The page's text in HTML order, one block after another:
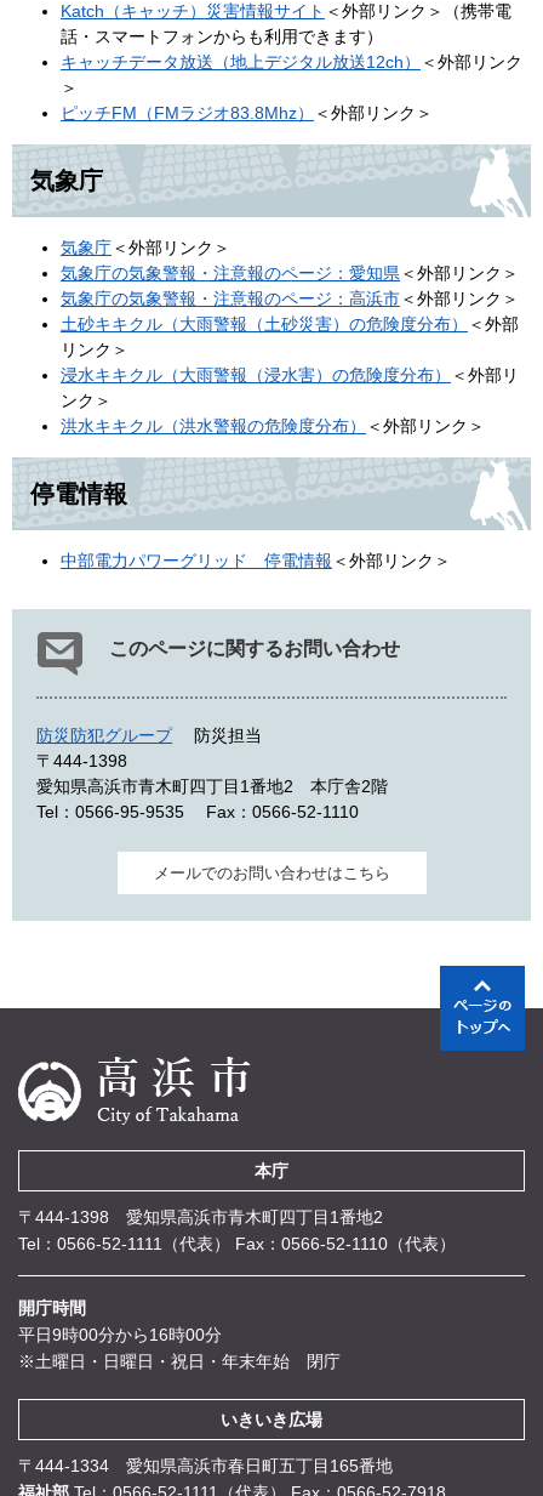
Katch（キャッチ）災害情報サイト ＜外部リンク＞
（携帯電
話・スマートフォンからも利用できます）
キャッチデータ放送（地上デジタル放送12ch）
＜外部リンク
＞
ピッチFM（FMラジオ83.8Mhz）
＜外部リンク＞
気象庁
気象庁＜外部リンク＞
気象庁の気象警報・注意報のページ：愛知県 ＜外部リンク＞
気象庁の気象警報・注意報のページ：高浜市＜外部リンク＞
土砂キキクル（大雨警報（土砂災害）の危険度分布）
＜外部
リンク＞
浸水キキクル（大雨警報（浸水害）の危険度分布）
＜外部リ
ンク＞
洪水キキクル（洪水警報の危険度分布）
＜外部リンク＞
停電情報
中部電力パワーグリッド 停電情報 ＜外部リンク＞
このページに関するお問い合わせ
防災防犯グループ
防災担当
〒444-1398
愛知県高浜市青木町四丁目1番地2 本庁舎2階
Tel：0566-95-9535
Fax：0566-52-1110
メールでのお問い合わせはこちら
本庁
〒444-1398 愛知県高浜市青木町四丁目1番地2
Tel：0566-52-1111（代表）
Fax：0566-52-1110（代表）
開庁時間
平日9時00分から16時00分
※土曜日・日曜日・祝日・年末年始 閉庁
いきいき広場
〒444-1334 愛知県高浜市春日町五丁目165番地